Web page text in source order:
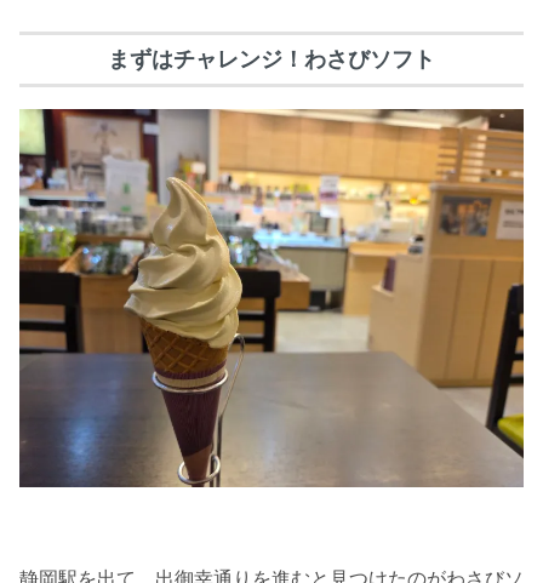
まずはチャレンジ！わさびソフト